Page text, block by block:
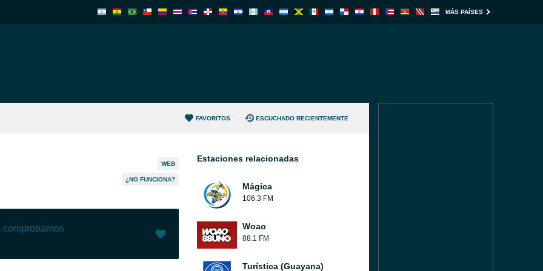
MÁS PAÍSES
FAVORITOS ESCUCHADO RECIENTEMENTE
WEB
¿NO FUNCIONA?
comprobamos
Estaciones relacionadas
Mágica
106.3 FM
Woao
88.1 FM
Turística (Guayana)